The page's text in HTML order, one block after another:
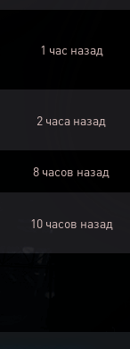
1 час назад
2 часа назад
8 часов назад
10 часов назад